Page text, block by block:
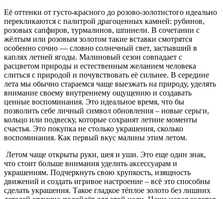
Её оттенки от густо-красного до розово-золотистого идеально
перекликаются с палитрой драгоценных камней: рубинов,
розовых сапфиров, турмалинов, шпинели. В сочетании с
жёлтым или розовым золотом такие вставки смотрятся
особенно сочно — словно солнечный свет, застывший в
каплях летней ягоды. Малиновый сезон совпадает с
расцветом природы и естественным желанием человека
слиться с природой и почувствовать её сильнее. В середине
лета мы обычно стараемся чаще выезжать на природу, уделять
внимание своему внутреннему ощущению и создавать
ценные воспоминания. Это идеальное время, что бы
позволить себе личный символ обновления – новые серьги,
кольцо или подвеску, которые сохранят летние моменты
счастья. Это покупка не столько украшения, сколько
воспоминания. Как первый вкус малины этим летом.
Летом чаще открыты руки, шея и уши. Это еще один знак,
что стоит больше внимания уделить аксессуарам и
украшениям. Подчеркнуть свою хрупкость, изящность
движений и создать игривое настроение – всё это способны
сделать украшения. Такое гладкое тёплое золото без лишних